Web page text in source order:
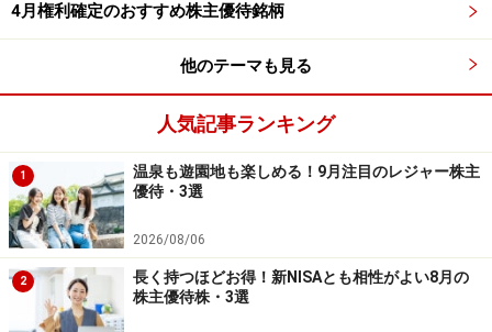
ます。
※記載されている情報は、正確かつ信頼しうると判断し
た情報源から入手しておりますが、その正確性または完
全性を保証したものではありません。予告無く変更され
る場合があります。また、資産運用、投資はリスクを伴
います。投資に関する最終判断は、御自身の責任でお願
い申し上げます。
4月権利確定のおすすめ株主優待銘柄
他のテーマも見る
人気記事ランキング
1
温泉も遊園地も楽しめる！9月注目のレジャー株主
優待・3選
2026/08/06
2
長く持つほどお得！新NISAとも相性がよい8月の
株主優待株・3選